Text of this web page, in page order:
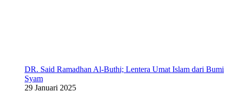
DR. Said Ramadhan Al-Buthi; Lentera Umat Islam dari Bumi
Syam
29 Januari 2025